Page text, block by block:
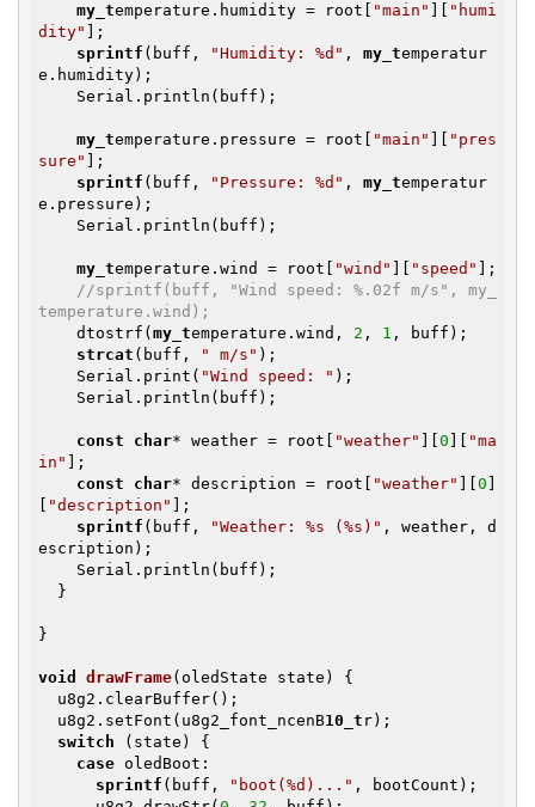
my_temperature.humidity = root[ "main"
"humi
dity"
];
sprintf (buff, "Humidity: %d" , my_temperatur
e.humidity);
my_temperature.pressure = root[ "main"
"pres
sure"
];
sprintf (buff, "Pressure: %d" , my_temperatur
e.pressure);
my_temperature.wind = root[ "wind" "speed"
];
//sprintf(buff, "Wind speed: %.02f m/s", my_
temperature.wind);
    dtostrf(
my_temperature.wind, 2 , 1 , buff);
strcat (buff, " m/s" );
    Serial.print(
"Wind speed: " );
const char* weather = root[ "weather" 0
"ma
in"
];
const
char* description = root[ "weather" 0
"description"
];
sprintf (buff, "Weather: %s (%s)" , weather, d
escription);
}
void drawFrame(oledState state)
{
  u8g2.setFont(u8g2_font_ncenB
10_t r);
switch (state) {
case oledBoot:
sprintf (buff, "boot(%d)..." , bootCount);